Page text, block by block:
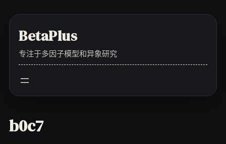
contentBetaPlus
专注于多因子模型和异象研究
b0c7